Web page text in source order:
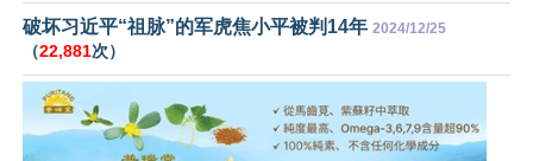
破坏习近平“祖脉”的军虎焦小平被判14年 2024/12/25
（22,881次）